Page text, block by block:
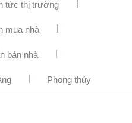
tức thị trường
mua nhà
bán nhà
Phong thủy